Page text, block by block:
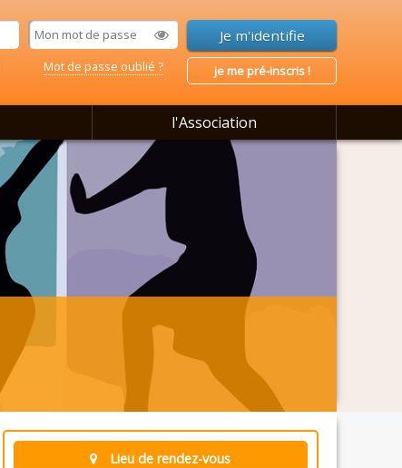
Mot de passe oublié ? je me pré-inscris !
l'Association
Lieu de rendez-vous